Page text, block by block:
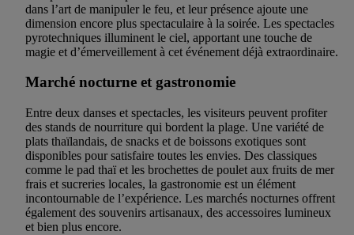
dans l’art de manipuler le feu, et leur présence ajoute une
dimension encore plus spectaculaire à la soirée. Les spectacles
pyrotechniques illuminent le ciel, apportant une touche de
magie et d’émerveillement à cet événement déjà extraordinaire.
Marché nocturne et gastronomie
Entre deux danses et spectacles, les visiteurs peuvent profiter
des stands de nourriture qui bordent la plage. Une variété de
plats thaïlandais, de snacks et de boissons exotiques sont
disponibles pour satisfaire toutes les envies. Des classiques
comme le pad thaï et les brochettes de poulet aux fruits de mer
frais et sucreries locales, la gastronomie est un élément
incontournable de l’expérience. Les marchés nocturnes offrent
également des souvenirs artisanaux, des accessoires lumineux
et bien plus encore.